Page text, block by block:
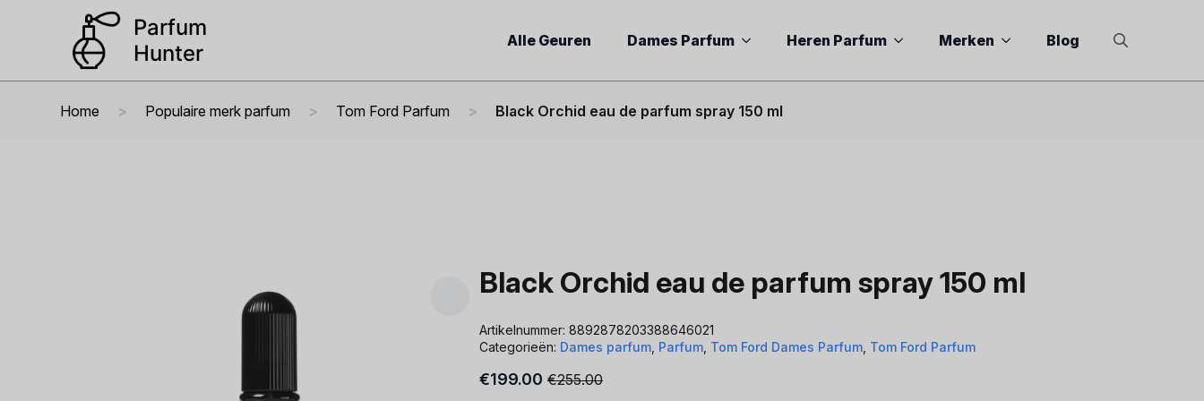
Alle Geuren Dames Parfum Heren Parfum Merken
Blog
Home Populaire merk parfum Tom Ford Parfum Black Orchid eau de parfum spray 150 ml
Black Orchid eau de parfum spray 150 ml
Artikelnummer:8892878203388646021
Categorieën: Dames parfum Parfum Tom Ford Dames Parfum Tom Ford Parfum
€255.00
Oorspronkelijke
€199.00
Huidige